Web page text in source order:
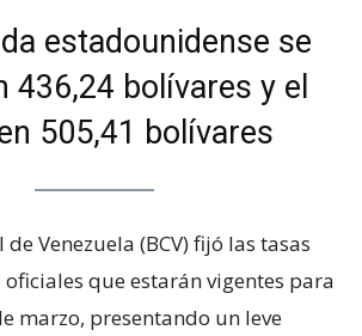
estadounidense se
436,24 bolívares y el
505,41 bolívares
de Venezuela (BCV) fijó las tasas
que estarán vigentes para
marzo, presentando un leve